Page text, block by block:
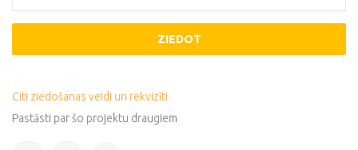
ZIEDOT
Citi ziedošanas veidi un rekvizīti
Pastāsti par šo projektu draugiem